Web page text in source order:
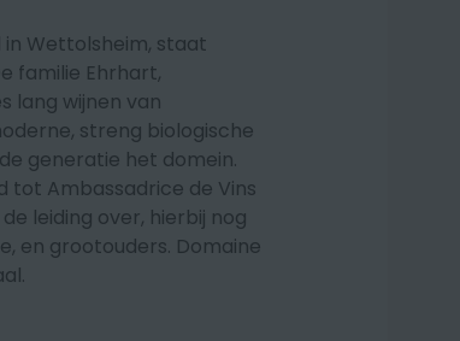
in Wettolsheim, staat
familie Ehrhart,
lang wijnen van
streng biologische
generatie het domein.
tot Ambassadrice de Vins
leiding over, hierbij nog
en grootouders. Domaine